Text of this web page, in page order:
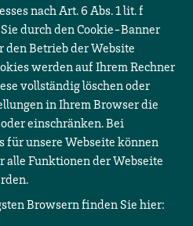
nach Art. 6 Abs. 1 lit. f
durch den Cookie-Banner
Betrieb der Website
werden auf Ihrem Rechner
vollständig löschen oder
in Ihrem Browser die
einschränken. Bei
für unsere Webseite können
Funktionen der Webseite
Browsern finden Sie hier: